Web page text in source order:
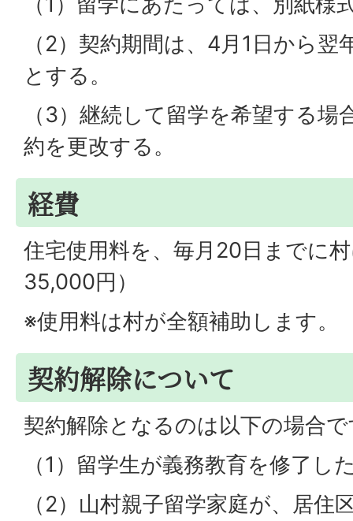
（2）契約期間は、4月1日から
とする。
（3）継続して留学を希望する場
約を更改する。
経費
住宅使用料を、毎月20日までに
35,000円）
※使用料は村が全額補助します。
契約解除について
契約解除となるのは以下の場合
（1）留学生が義務教育を修了し
（2）山村親子留学家庭が、居住